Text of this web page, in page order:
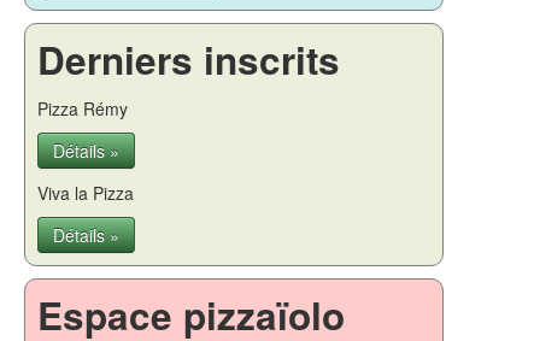
Derniers inscrits
Pizza Rémy
Détails »
Viva la Pizza
Détails »
Espace pizzaïolo